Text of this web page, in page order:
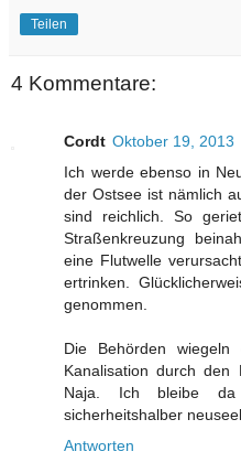
Teilen
4 Kommentare:
Cordt Oktober 19, 2013
Ich werde ebenso in
der Ostsee ist nämlich
sind reichlich. So
Straßenkreuzung
eine Flutwelle
ertrinken.
genommen.
Die Behörden
Kanalisation durch den
Naja. Ich bleibe
sicherheitshalber
Antworten